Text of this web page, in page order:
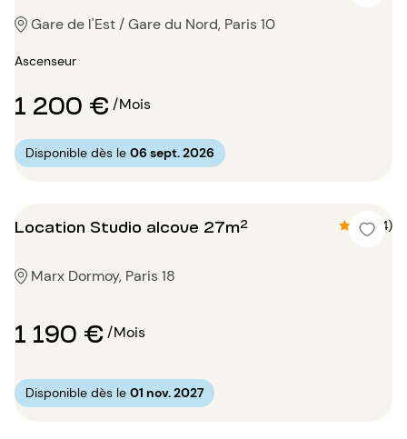
Gare de l'Est / Gare du Nord, Paris 10
Ascenseur
1 200 €/Mois
Disponible dès le 06 sept. 2026
Location Studio alcove 27m² 4.8 (4)
Marx Dormoy, Paris 18
1 190 €/Mois
Disponible dès le 01 nov. 2027